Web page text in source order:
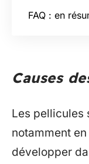
FAQ : en
Causes
Les pellicules
notamment
développer